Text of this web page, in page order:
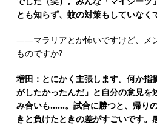
とも知らず、蚊の対策もしていなく
――マラリアとか怖いですけど、メ
ものですか?
増田：とにかく主張します。何か
がしたかったんだ」と自分の意見
み合いも……。試合に勝つと、帰り
きと負けたときの差がすごいです。